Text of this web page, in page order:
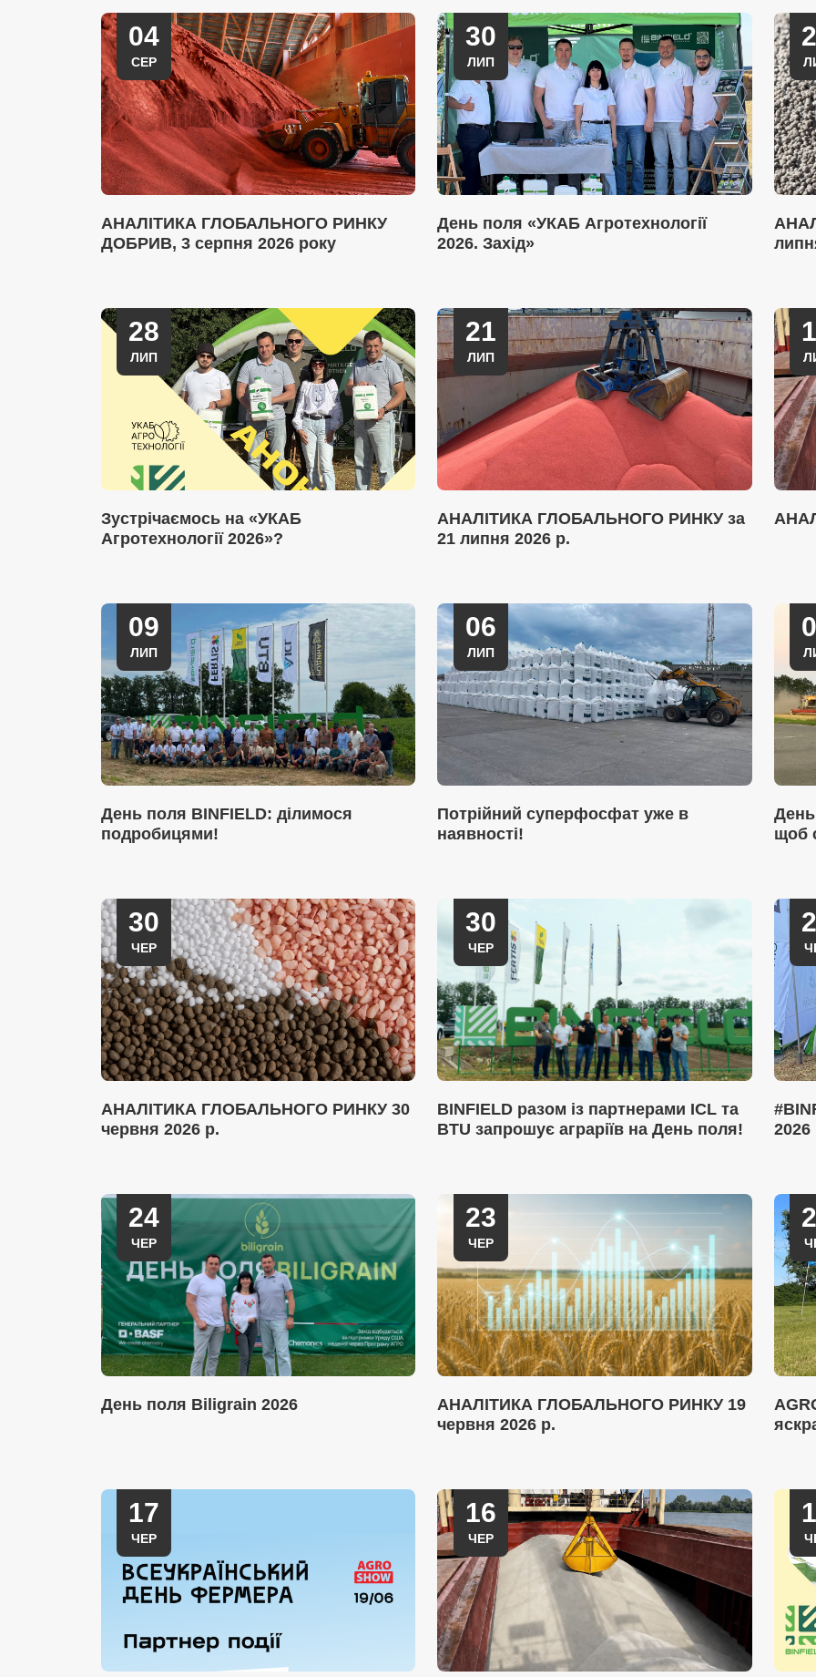
04
СЕР
АНАЛІТИКА ГЛОБАЛЬНОГО РИНКУ
ДОБРИВ, 3 серпня 2026 року
30
ЛИП
День поля «УКАБ Агротехнології
2026. Захід»
28
ЛИП
Зустрічаємось на «УКАБ
Агротехнології 2026»?
21
ЛИП
АНАЛІТИКА ГЛОБАЛЬНОГО РИНКУ за
21 липня 2026 р.
09
ЛИП
День поля BINFIELD: ділимося
подробицями!
06
ЛИП
Потрійний суперфосфат уже в
наявності!
День
щоб
30
ЧЕР
АНАЛІТИКА ГЛОБАЛЬНОГО РИНКУ 30
червня 2026 р.
30
ЧЕР
BINFIELD разом із партнерами ICL та
BTU запрошує аграріїв на День поля!
2026
24
ЧЕР
День поля Biligrain 2026
23
ЧЕР
АНАЛІТИКА ГЛОБАЛЬНОГО РИНКУ 19
червня 2026 р.
17
ЧЕР
16
ЧЕР